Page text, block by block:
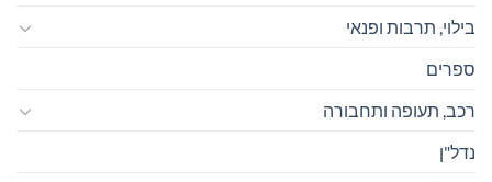
בילוי, תרבות ופנאי
ספרים
רכב, תעופה ותחבורה
נדל"ן